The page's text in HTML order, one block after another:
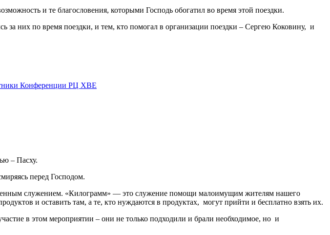
и те благословения, которыми Господь обогатил во время этой поездки.
за них по время поездки, и тем, кто помогал в организации поездки – Сергею Коковину, и
Конференции РЦ ХВЕ
– Пасху.
перед Господом.
служением. «Килограмм» — это служение помощи малоимущим жителям нашего
и оставить там, а те, кто нуждаются в продуктах, могут прийти и бесплатно взять их.
в этом мероприятии – они не только подходили и брали необходимое, но и